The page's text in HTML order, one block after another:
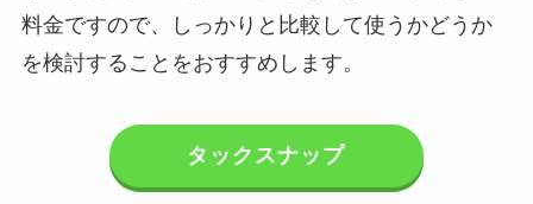
料金ですので、しっかりと比較して使うかどうか
を検討することをおすすめします。
タックスナップ